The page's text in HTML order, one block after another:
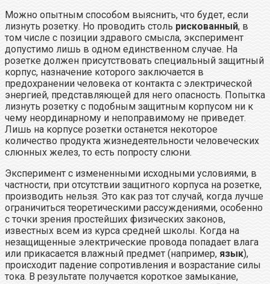
Можно опытным способом выяснить, что будет, если
лизнуть розетку. Но проводить столь рискованный, в
том числе с позиции здравого смысла, эксперимент
допустимо лишь в одном единственном случае. На
розетке должен присутствовать специальный защитный
корпус, назначение которого заключается в
предохранении человека от контакта с электрической
энергией, представляющей для него опасность. Попытка
лизнуть розетку с подобным защитным корпусом ни к
чему неординарному и непоправимому не приведет.
Лишь на корпусе розетки останется некоторое
количество продукта жизнедеятельности человеческих
слюнных желез, то есть попросту слюни.
Эксперимент с измененными исходными условиями, в
частности, при отсутствии защитного корпуса на розетке,
производить нельзя. Это как раз тот случай, когда лучше
ограничиться теоретическими рассуждениями, особенно
с точки зрения простейших физических законов,
известных всем из курса средней школы. Когда на
незащищенные электрические провода попадает влага
или прикасается влажный предмет (например, язык),
происходит падение сопротивления и возрастание силы
тока. В результате получается короткое замыкание,